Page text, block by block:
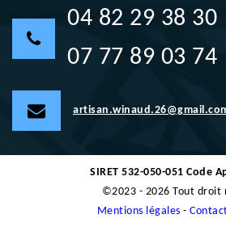
04 82 29 38 30
07 77 89 03 74
SIRET 532-050-051 Code
©2023 - 2026 Tout droit
Mentions légales -